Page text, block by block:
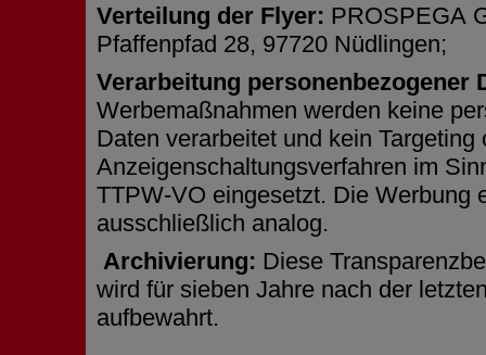
Verteilung der Flyer: PROSPEGA
Pfaffenpfad 28, 97720 Nüdlingen;
Verarbeitung personenbezogener
Werbemaßnahmen werden keine
Daten verarbeitet und kein Targeting
Anzeigenschaltungsverfahren im
TTPW-VO eingesetzt. Die Werbung
ausschließlich analog.
Archivierung: Diese
wird für sieben Jahre nach der
aufbewahrt.